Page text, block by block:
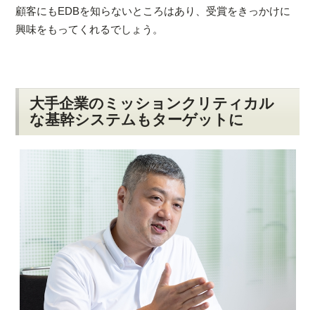
顧客にもEDBを知らないところはあり、受賞をきっかけに
興味をもってくれるでしょう。
大手企業のミッションクリティカル
な基幹システムもターゲットに